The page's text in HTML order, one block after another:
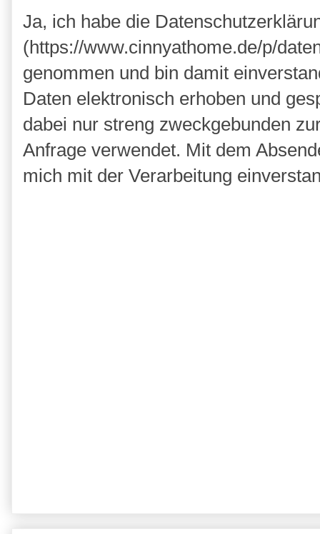
Ja, ich habe die
(https://www.cinnyathome.de/p/
genommen und bin damit
Daten elektronisch erhoben und
dabei nur streng zweckgebunden
Anfrage verwendet. Mit dem
mich mit der Verarbeitung